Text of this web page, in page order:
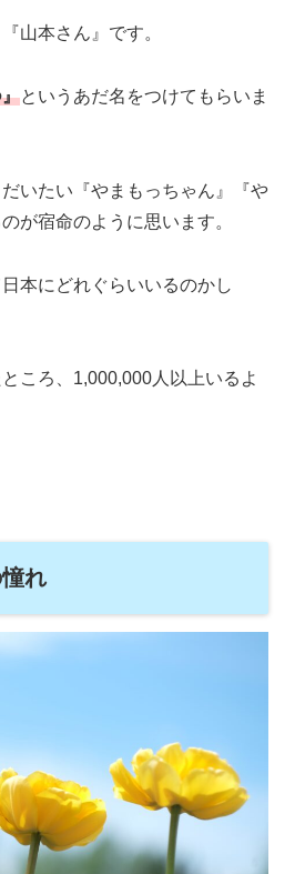
山本さん』です。
というあだ名をつけてもらいま
いたい『やまもっちゃん』『や
が宿命のように思います。
本にどれぐらいいるのかし
ころ、1,000,000人以上いるよ
れ